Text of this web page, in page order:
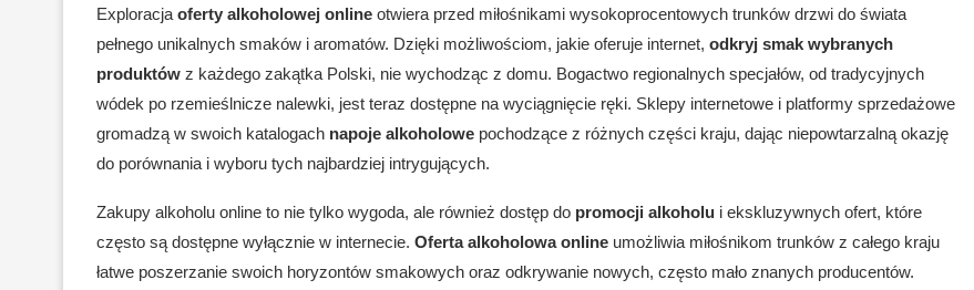
Exploracja oferty alkoholowej online otwiera przed miłośnikami wysokoprocentowych trunków drzwi do świata
pełnego unikalnych smaków i aromatów. Dzięki możliwościom, jakie oferuje internet, odkryj smak wybranych
produktów z każdego zakątka Polski, nie wychodząc z domu. Bogactwo regionalnych specjałów, od tradycyjnych
wódek po rzemieślnicze nalewki, jest teraz dostępne na wyciągnięcie ręki. Sklepy internetowe i platformy sprzedażowe
gromadzą w swoich katalogach napoje alkoholowe pochodzące z różnych części kraju, dając niepowtarzalną okazję
do porównania i wyboru tych najbardziej intrygujących.
Zakupy alkoholu online to nie tylko wygoda, ale również dostęp do promocji alkoholu i ekskluzywnych ofert, które
często są dostępne wyłącznie w internecie. Oferta alkoholowa online umożliwia miłośnikom trunków z całego kraju
łatwe poszerzanie swoich horyzontów smakowych oraz odkrywanie nowych, często mało znanych producentów.